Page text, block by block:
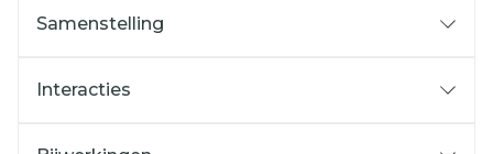
Samenstelling
Interacties